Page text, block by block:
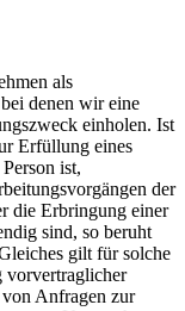
als
denen wir eine
einholen. Ist
Erfüllung eines
ist,
der
die Erbringung einer
sind, so beruht
gilt für solche
vorvertraglicher
Anfragen zur